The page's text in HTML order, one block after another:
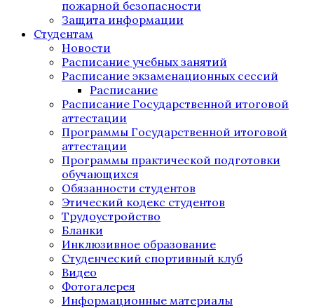
пожарной безопасности
Защита информации
Студентам
Новости
Расписание учебных занятий
Расписание экзаменационных сессий
Расписание
Расписание Государственной итоговой
аттестации
Программы Государственной итоговой
аттестации
Программы практической подготовки
обучающихся
Обязанности студентов
Этический кодекс студентов
Трудоустройство
Бланки
Инклюзивное образование
Студенческий спортивный клуб
Видео
Фотогалерея
Информационные материалы